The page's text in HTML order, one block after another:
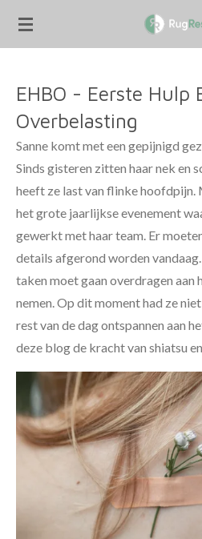
Ga
deEHBO - Eerste Hulp
Overbelasting
Sanne komt met een gepijnigd
Sinds gisteren zitten haar nek en
heeft ze last van flinke hoofdpijn.
het grote jaarlijkse evenement
gewerkt met haar team. Er
details afgerond worden
taken moet gaan overdragen aan
nemen. Op dit moment had ze
rest van de dag ontspannen aan
deze blog de kracht van shiatsu